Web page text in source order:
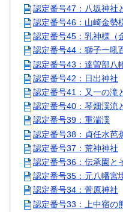
認定番号47：八坂神社
認定番号46：山崎金勢
認定番号45：乳神様（
認定番号44：獅子一吼
認定番号43：達曽部八
認定番号42：日出神社
認定番号41：又一の滝
認定番号40：琴畑渓流
認定番号39：重湍渓
認定番号38：貞任水芭
認定番号37：荒神神社
認定番号36：伝承園と
認定番号35：元八幡宮
認定番号34：菅原神社
認定番号33：上中宿の